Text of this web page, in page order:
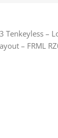
Tenkeyless –
– FRML